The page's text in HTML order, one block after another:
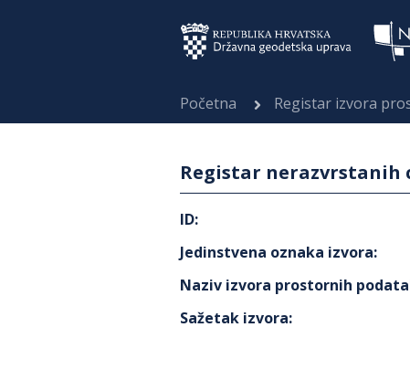
Početna Registar izvora
Registar nerazvrstanih
ID:
Jedinstvena oznaka izvora:
Naziv izvora prostornih
Sažetak izvora: